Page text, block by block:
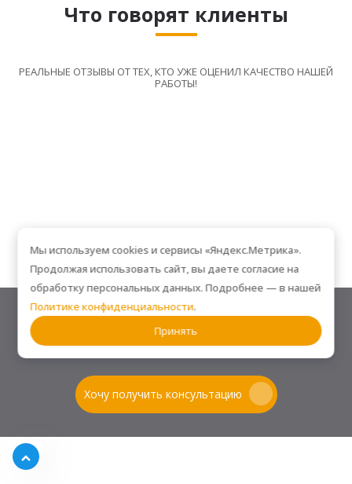
Что говорят клиенты
РЕАЛЬНЫЕ ОТЗЫВЫ ОТ ТЕХ, КТО УЖЕ ОЦЕНИЛ КАЧЕСТВО НАШЕЙ
РАБОТЫ!
Остались вопросы? Мы поможем!
ЗАДАЙТЕ ЛЮБОЙ ВОПРОС — МЫ ОТВЕТИМ БЫСТРО И ПО ДЕЛУ
Хочу получить консультацию
Мы используем cookies и сервисы «Яндекс.Метрика».
Продолжая использовать сайт, вы даете согласие на
обработку персональных данных. Подробнее — в нашей
Политике конфиденциальности.
Принять